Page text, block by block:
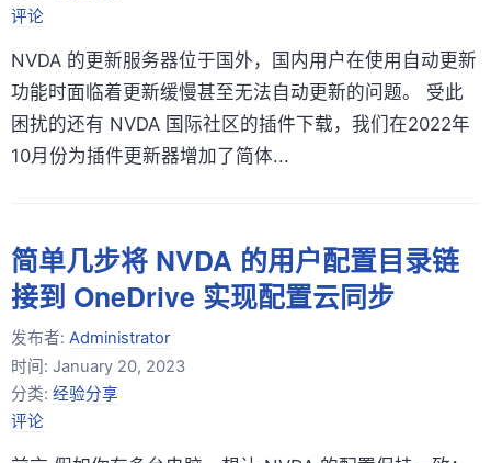
评论
NVDA 的更新服务器位于国外，国内用户在使用自动更新
功能时面临着更新缓慢甚至无法自动更新的问题。 受此
困扰的还有 NVDA 国际社区的插件下载，我们在2022年
10月份为插件更新器增加了简体...
简单几步将 NVDA 的用户配置目录链
接到 OneDrive 实现配置云同步
发布者: Administrator
时间: January 20, 2023
分类: 经验分享
评论